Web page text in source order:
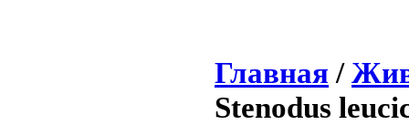
Главная /
Stenodus